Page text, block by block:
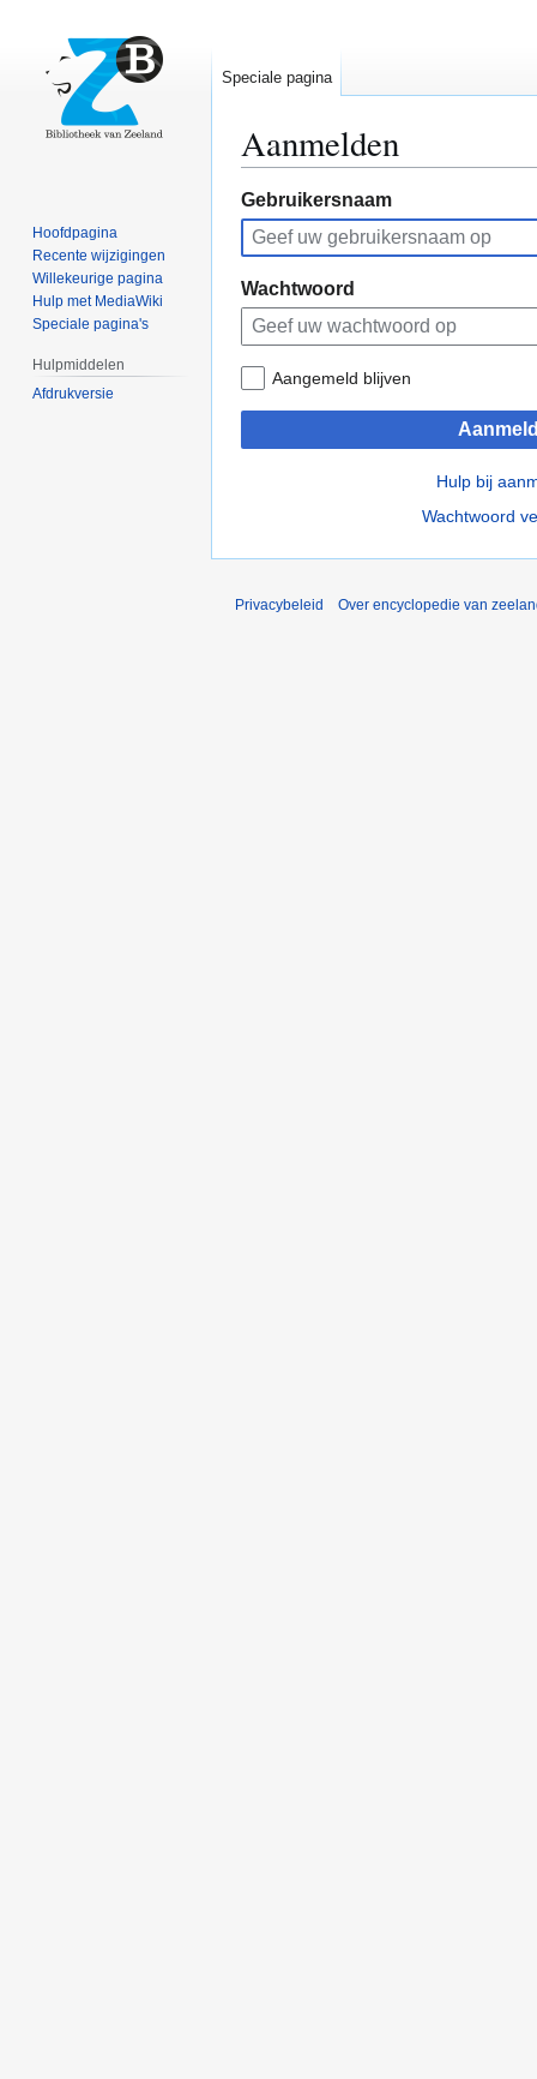
Aanmelden
Naar
navigatie
springen
Naar
zoeken
springen
Gebruikersnaam
Wachtwoord
Aangemeld blijven
Hulp bij
Wachtwoord
Speciale pagina
Hoofdpagina
Recente wijzigingen
Willekeurige pagina
Hulp met MediaWiki
Speciale pagina's
Hulpmiddelen
Afdrukversie
Privacybeleid Over encyclopedie van